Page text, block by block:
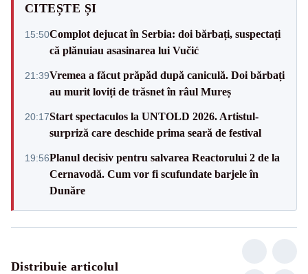
CITEȘTE ȘI
15:50Complot dejucat în Serbia: doi bărbați, suspectați
că plănuiau asasinarea lui Vučić
21:39Vremea a făcut prăpăd după caniculă. Doi bărbați
au murit loviți de trăsnet în râul Mureș
20:17Start spectaculos la UNTOLD 2026. Artistul-
surpriză care deschide prima seară de festival
19:56Planul decisiv pentru salvarea Reactorului 2 de la
Cernavodă. Cum vor fi scufundate barjele în
Dunăre
Distribuie articolul